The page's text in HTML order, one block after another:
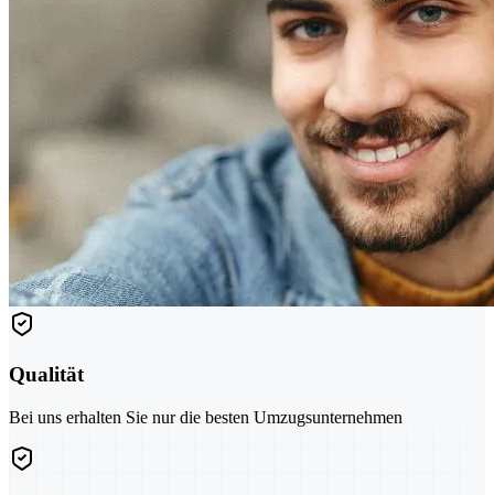
Qualität
Bei uns erhalten Sie nur die besten Umzugsunternehmen